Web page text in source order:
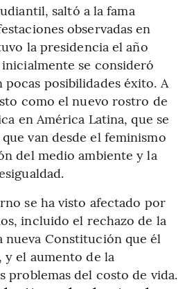
saltó a la fama
observadas en
la presidencia el año
se consideró
pocas posibilidades éxito. A
como el nuevo rostro de
en América Latina, que se
van desde el feminismo
del medio ambiente y la
se ha visto afectado por
incluido el rechazo de la
nueva Constitución que él
y el aumento de la
problemas del costo de vida.